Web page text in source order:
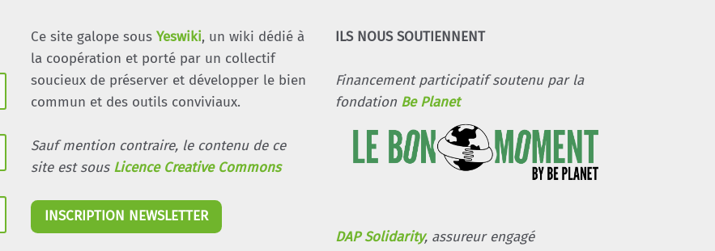
Ce site galope sous Yeswiki, un wiki dédié à
la coopération et porté par un collectif
soucieux de préserver et développer le bien
commun et des outils conviviaux.
Sauf mention contraire, le contenu de ce
site est sous Licence Creative Commons
INSCRIPTION NEWSLETTER
ILS NOUS SOUTIENNENT
Financement participatif soutenu par la
fondation Be Planet
DAP Solidarity, assureur engagé